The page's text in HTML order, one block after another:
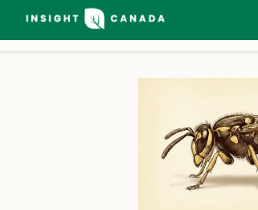
蟲害圖鑑 所有品種